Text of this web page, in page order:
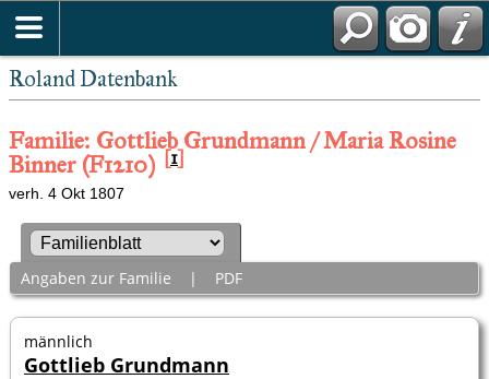
Roland Datenbank
Familie: Gottlieb Grundmann / Maria Rosine
Binner (F1210) [1]
verh. 4 Okt 1807
Angaben zur Familie | PDF
männlich
Gottlieb Grundmann